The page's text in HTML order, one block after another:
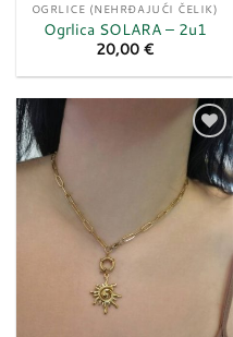
OGRLICE (NEHRĐAJUĆI ČELIK)
Ogrlica SOLARA – 2u1
20,00 €
Dodaj
u
listu
želja